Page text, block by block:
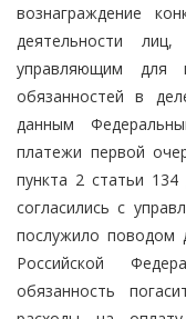
вознаграждение
деятельности
управляющим для
обязанностей в
данным
платежи первой
пункта 2 статьи
согласились с
послужило поводом
Российской
обязанность